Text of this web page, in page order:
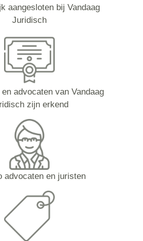
aangesloten bij Vandaag
Juridisch
advocaten van Vandaag
zijn erkend
advocaten en juristen